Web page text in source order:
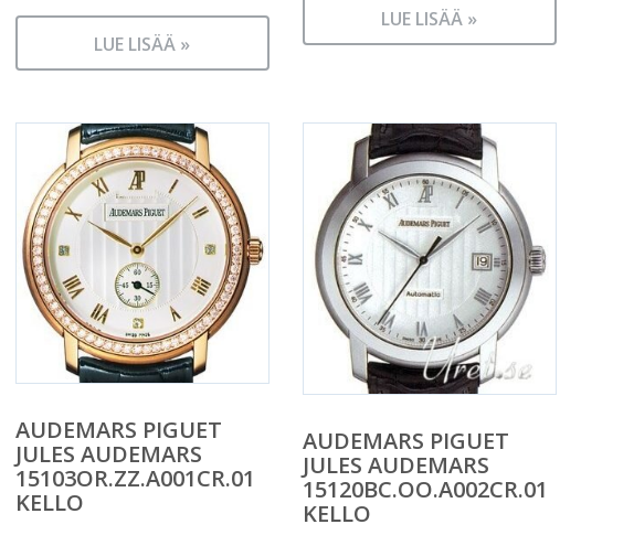
LUE LISÄÄ »
LUE LISÄÄ »
AUDEMARS PIGUET
JULES AUDEMARS
15103OR.ZZ.A001CR.01
KELLO
AUDEMARS PIGUET
JULES AUDEMARS
15120BC.OO.A002CR.01
KELLO